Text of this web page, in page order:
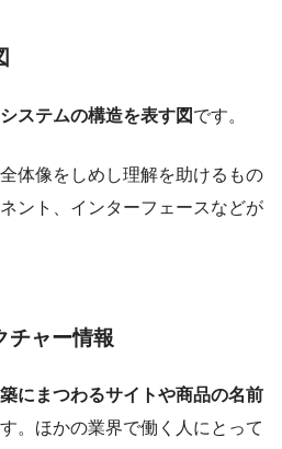
システムの構造を表す図 です。
体像をしめし理解を助けるもの
ント、インターフェースなどが
チャー情報
にまつわるサイトや商品の名前
。ほかの業界で働く人にとって